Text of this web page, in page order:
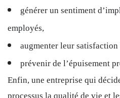
générer un sentiment
employés,
augmenter leur
prévenir de l’épuisement
Enfin, une entreprise qui
processus la qualité de vie et